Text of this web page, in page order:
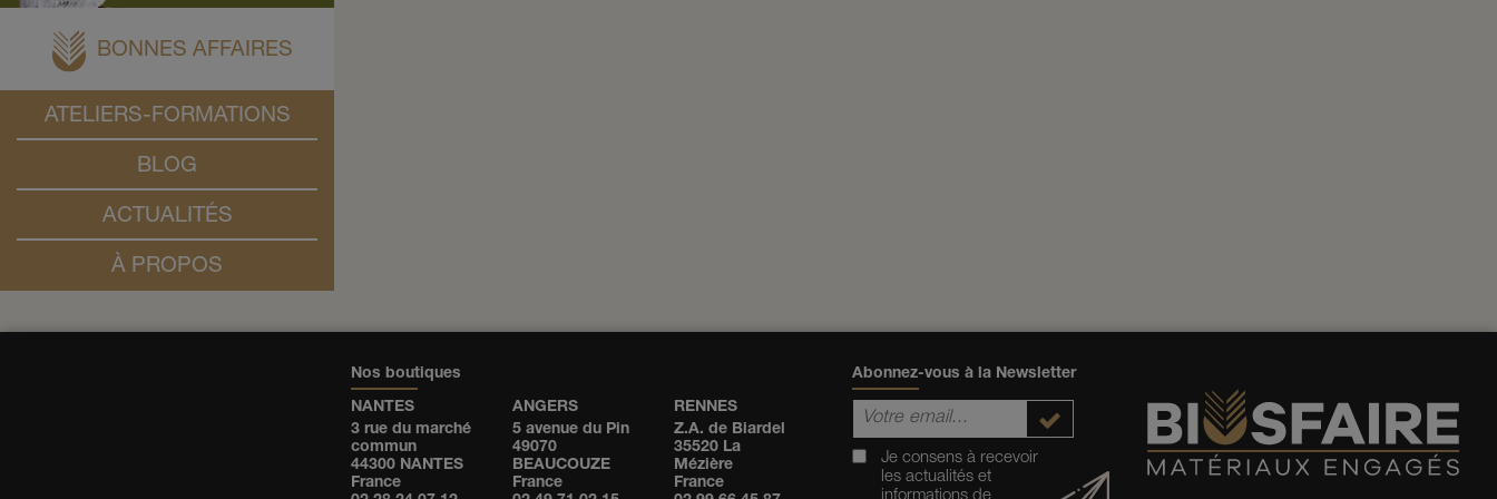
BONNES AFFAIRES
ATELIERS-FORMATIONS
BLOG
ACTUALITÉS
À PROPOS
Nos boutiques
NANTES
3 rue du marché
commun
44300 NANTES
France
ANGERS
5 avenue du Pin
49070
BEAUCOUZE
France
RENNES
Z.A. de Biardel
35520 La
Mézière
France
Abonnez-vous à la Newsletter
Je consens à recevoir
les actualités et